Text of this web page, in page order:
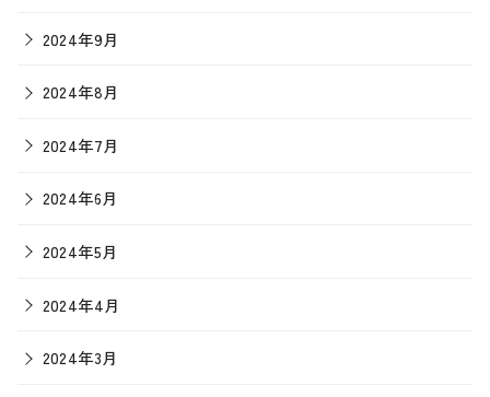
2024年9月
2024年8月
2024年7月
2024年6月
2024年5月
2024年4月
2024年3月